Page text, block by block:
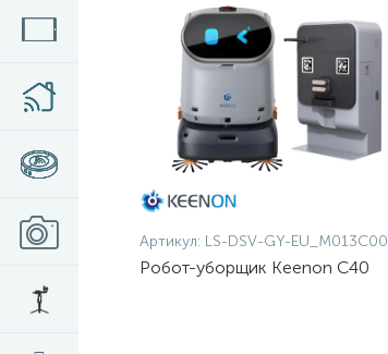
Артикул: LS-DSV-GY-EU_M013C00
Робот-уборщик Keenon C40